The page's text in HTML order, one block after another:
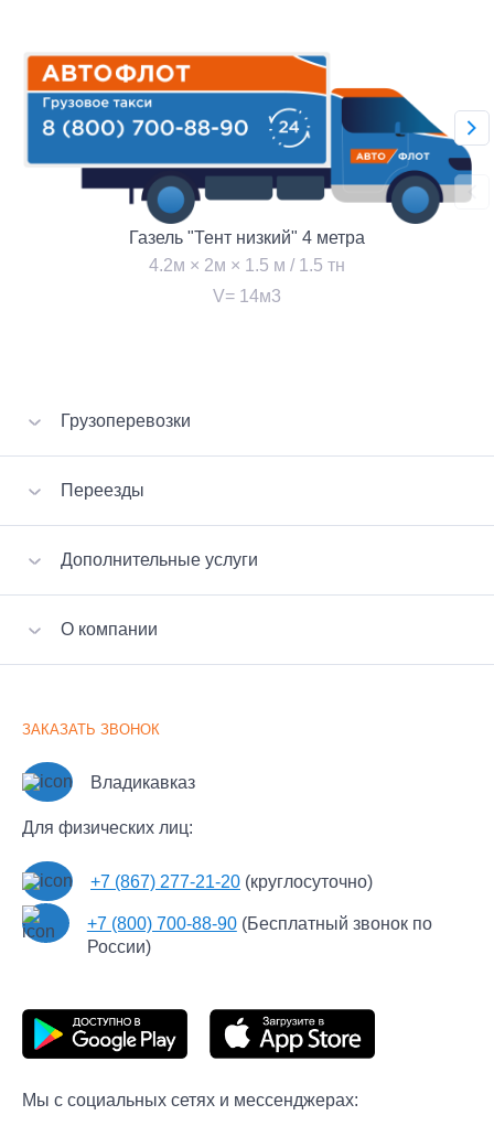
Газель "Тент низкий" 4 метра
4.2м × 2м × 1.5 м / 1.5 тн
V= 14м3
Грузоперевозки
Перевозка мебели
Перевозка бытовой техники
Перевозка пианино
Малогабаритные грузы
Рефрижераторные перевозки
Сборные грузы
Переезды
Квартирный переезд
Дачный переезд
Услуги грузчиков
Дополнительные услуги
Вызов эвакуатора
О компании
Часто задаваемые вопросы
Новости
Контакты
Пользовательское соглашение
Политика обработки персональных данных
Политика конфиденциальности Автофлот Пульт
ЗАКАЗАТЬ ЗВОНОК
Владикавказ
Для физических лиц:
+7 (867) 277-21-20 (круглосуточно)
+7 (800) 700-88-90(Бесплатный звонок по
России)
Мы с социальных сетях и мессенджерах: